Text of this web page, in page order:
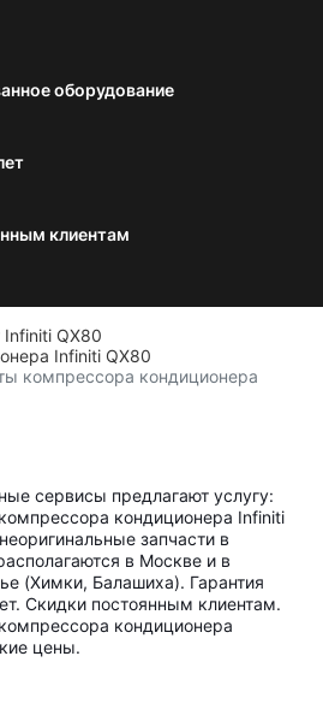
оборудование
клиентам
Infiniti QX80
Infiniti QX80
компрессора кондиционера
сервисы предлагают услугу:
кондиционера Infiniti
запчасти в
в Москве и в
(Химки, Балашиха). Гарантия
Скидки постоянным клиентам.
кондиционера
цены.